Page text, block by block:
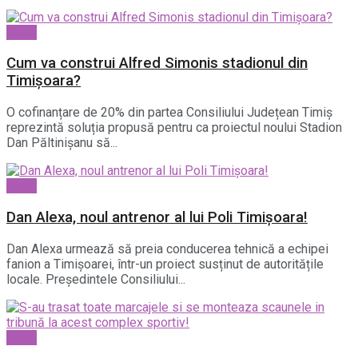
Cum va construi Alfred Simonis stadionul din
Timișoara?
O cofinanțare de 20% din partea Consiliului Județean Timiș
reprezintă soluția propusă pentru ca proiectul noului Stadion
Dan Păltinișanu să...
Dan Alexa, noul antrenor al lui Poli Timișoara!
Dan Alexa urmează să preia conducerea tehnică a echipei
fanion a Timișoarei, într-un proiect susținut de autoritățile
locale. Președintele Consiliului...